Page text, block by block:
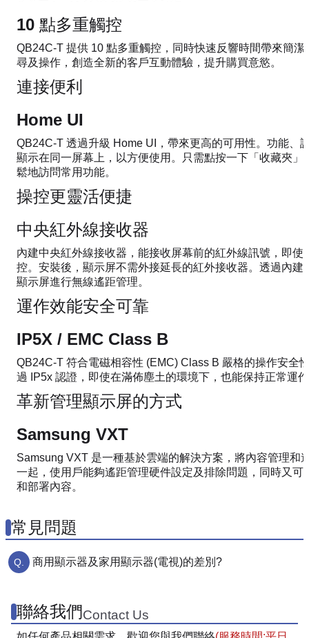
10 點多重觸控
QB24C-T 提供 10 點多重觸控，同時快速反響時間帶來簡
尋及操作，創造全新的客戶互動體驗，提升購買意慾。
連接便利
Home UI
QB24C-T 透過升級 Home UI，帶來更高的可用性。功能、
顯示在同一屏幕上，以方便使用。只需點按一下「收藏夾」
鬆地訪問常用功能。
操控更靈活便捷
中央紅外線接收器
內建中央紅外線接收器，能接收屏幕前的紅外線訊號，即使
控。安裝後，顯示屏不需外接延長的紅外接收器。透過內建
顯示屏進行無線遙距管理。
運作效能安全可靠
IP5X / EMC Class B
QB24C-T 符合電磁相容性 (EMC) Class B 嚴格的操作安全
過 IP5x 認證，即使在滿佈塵土的環境下，也能保持正常運
革新管理顯示屏的方式
Samsung VXT
Samsung VXT 是一種基於雲端的解決方案，將內容管理和
一起，使用戶能夠遙距管理硬件設定及排除問題，同時又可
和部署內容。
常見問題
商用顯示器及家用顯示器(電視)的差別?
聯絡我們Contact Us